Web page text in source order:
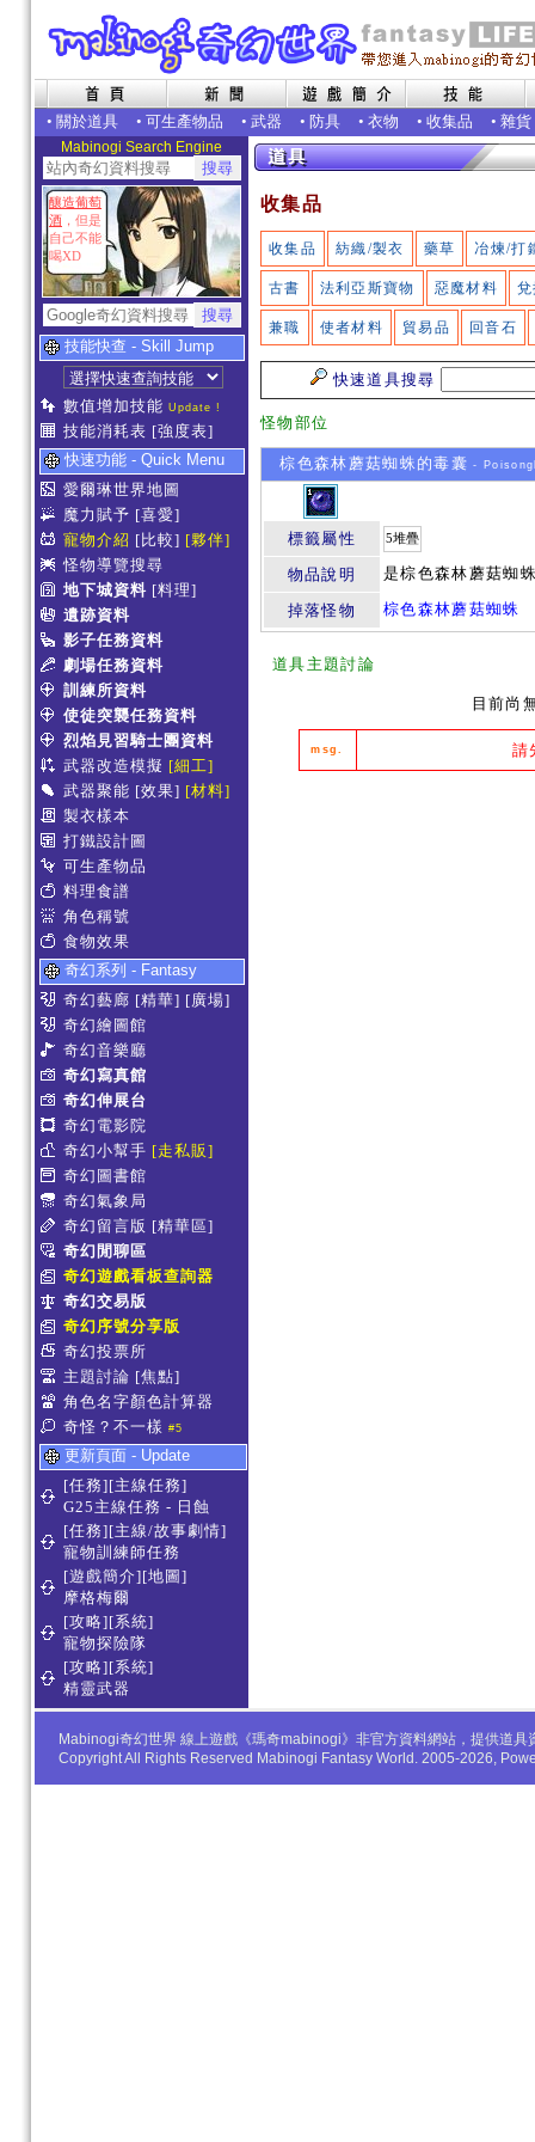
• 關於道具 • 可生產物品 • 武器 • 防具 • 衣物 • 收集品 • 雜貨
Mabinogi Search Engine
釀造葡萄
酒 ，但是
自己不能
喝XD
技能快查 - Skill Jump
數值增加技能 Update !
技能消耗表 [強度表]
快速功能 - Quick Menu
愛爾琳世界地圖
魔力賦予 [喜愛]
寵物介紹 [比較] [夥伴]
怪物導覽搜尋
地下城資料 [料理]
遺跡資料
影子任務資料
劇場任務資料
訓練所資料
使徒突襲任務資料
烈焰見習騎士團資料
武器改造模擬 [細工]
武器聚能 [效果] [材料]
製衣樣本
打鐵設計圖
可生產物品
料理食譜
角色稱號
食物效果
奇幻系列 - Fantasy
奇幻藝廊 [精華] [廣場]
奇幻繪圖館
奇幻音樂廳
奇幻寫真館
奇幻伸展台
奇幻電影院
奇幻小幫手 [走私販]
奇幻圖書館
奇幻氣象局
奇幻留言版 [精華區]
奇幻閒聊區
奇幻遊戲看板查詢器
奇幻交易版
奇幻序號分享版
奇幻投票所
主題討論 [焦點]
角色名字顏色計算器
奇怪？不一樣 #5
更新頁面 - Update
[任務][主線任務]
G25主線任務 - 日蝕
[任務][主線/故事劇情]
寵物訓練師任務
[遊戲簡介][地圖]
摩格梅爾
[攻略][系統]
寵物探險隊
[攻略][系統]
精靈武器
收集品
收集品 紡織/製衣 藥草 冶煉/打
古書 法利亞斯寶物 惡魔材料
兼職 使者材料 貿易品 回音石
快速道具搜尋
怪物部位
棕色森林蘑菇蜘蛛的毒囊 -
標籤屬性 5堆疊
物品說明 是棕色森林蘑菇蜘
掉落怪物 棕色森林蘑菇蜘蛛
道具主題討論
目前尚
msg. 請
Mabinogi奇幻世界 線上遊戲《瑪奇mabinogi》非官方資料網站，提供道
Copyright All Rights Reserved Mabinogi Fantasy World. 2005-2026,